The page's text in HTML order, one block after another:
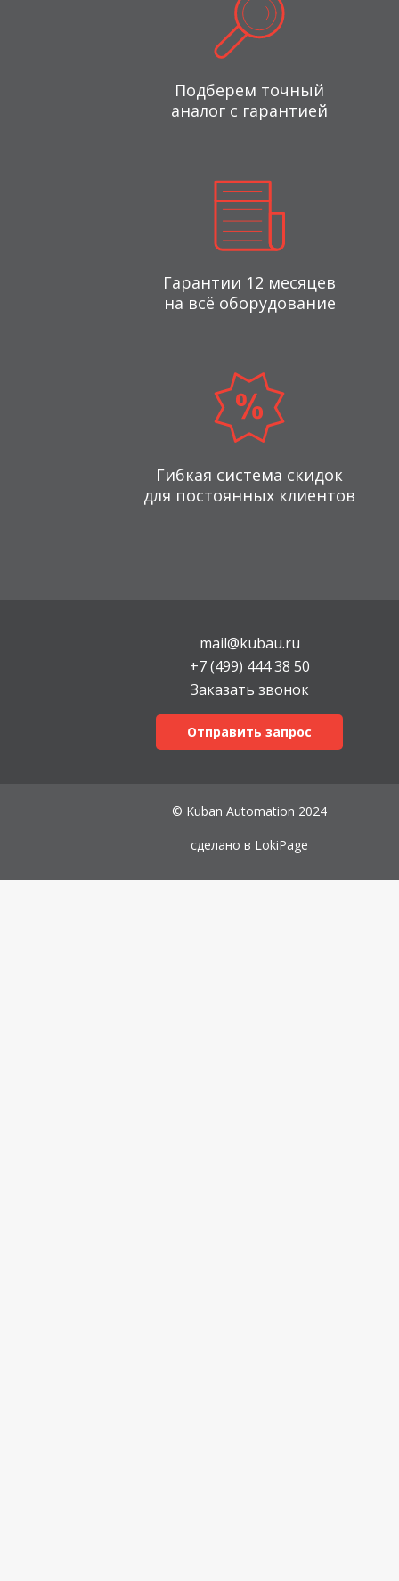
Подберем точный
аналог с гарантией
Гарантии 12 месяцев
на всё оборудование
Гибкая система скидок
для постоянных клиентов
mail@kubau.ru
+7 (499) 444 38 50
Заказать звонок
Отправить запрос
© Kuban Automation 2024
сделано в LokiPage